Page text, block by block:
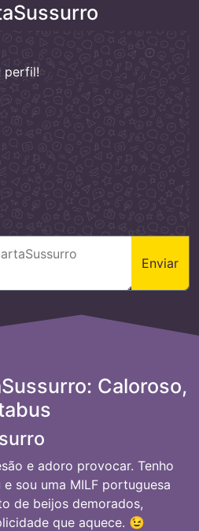
perfil!
Enviar
Caloroso,
e adoro provocar. Tenho
sou uma MILF portuguesa
de beijos demorados,
que aquece. 😉